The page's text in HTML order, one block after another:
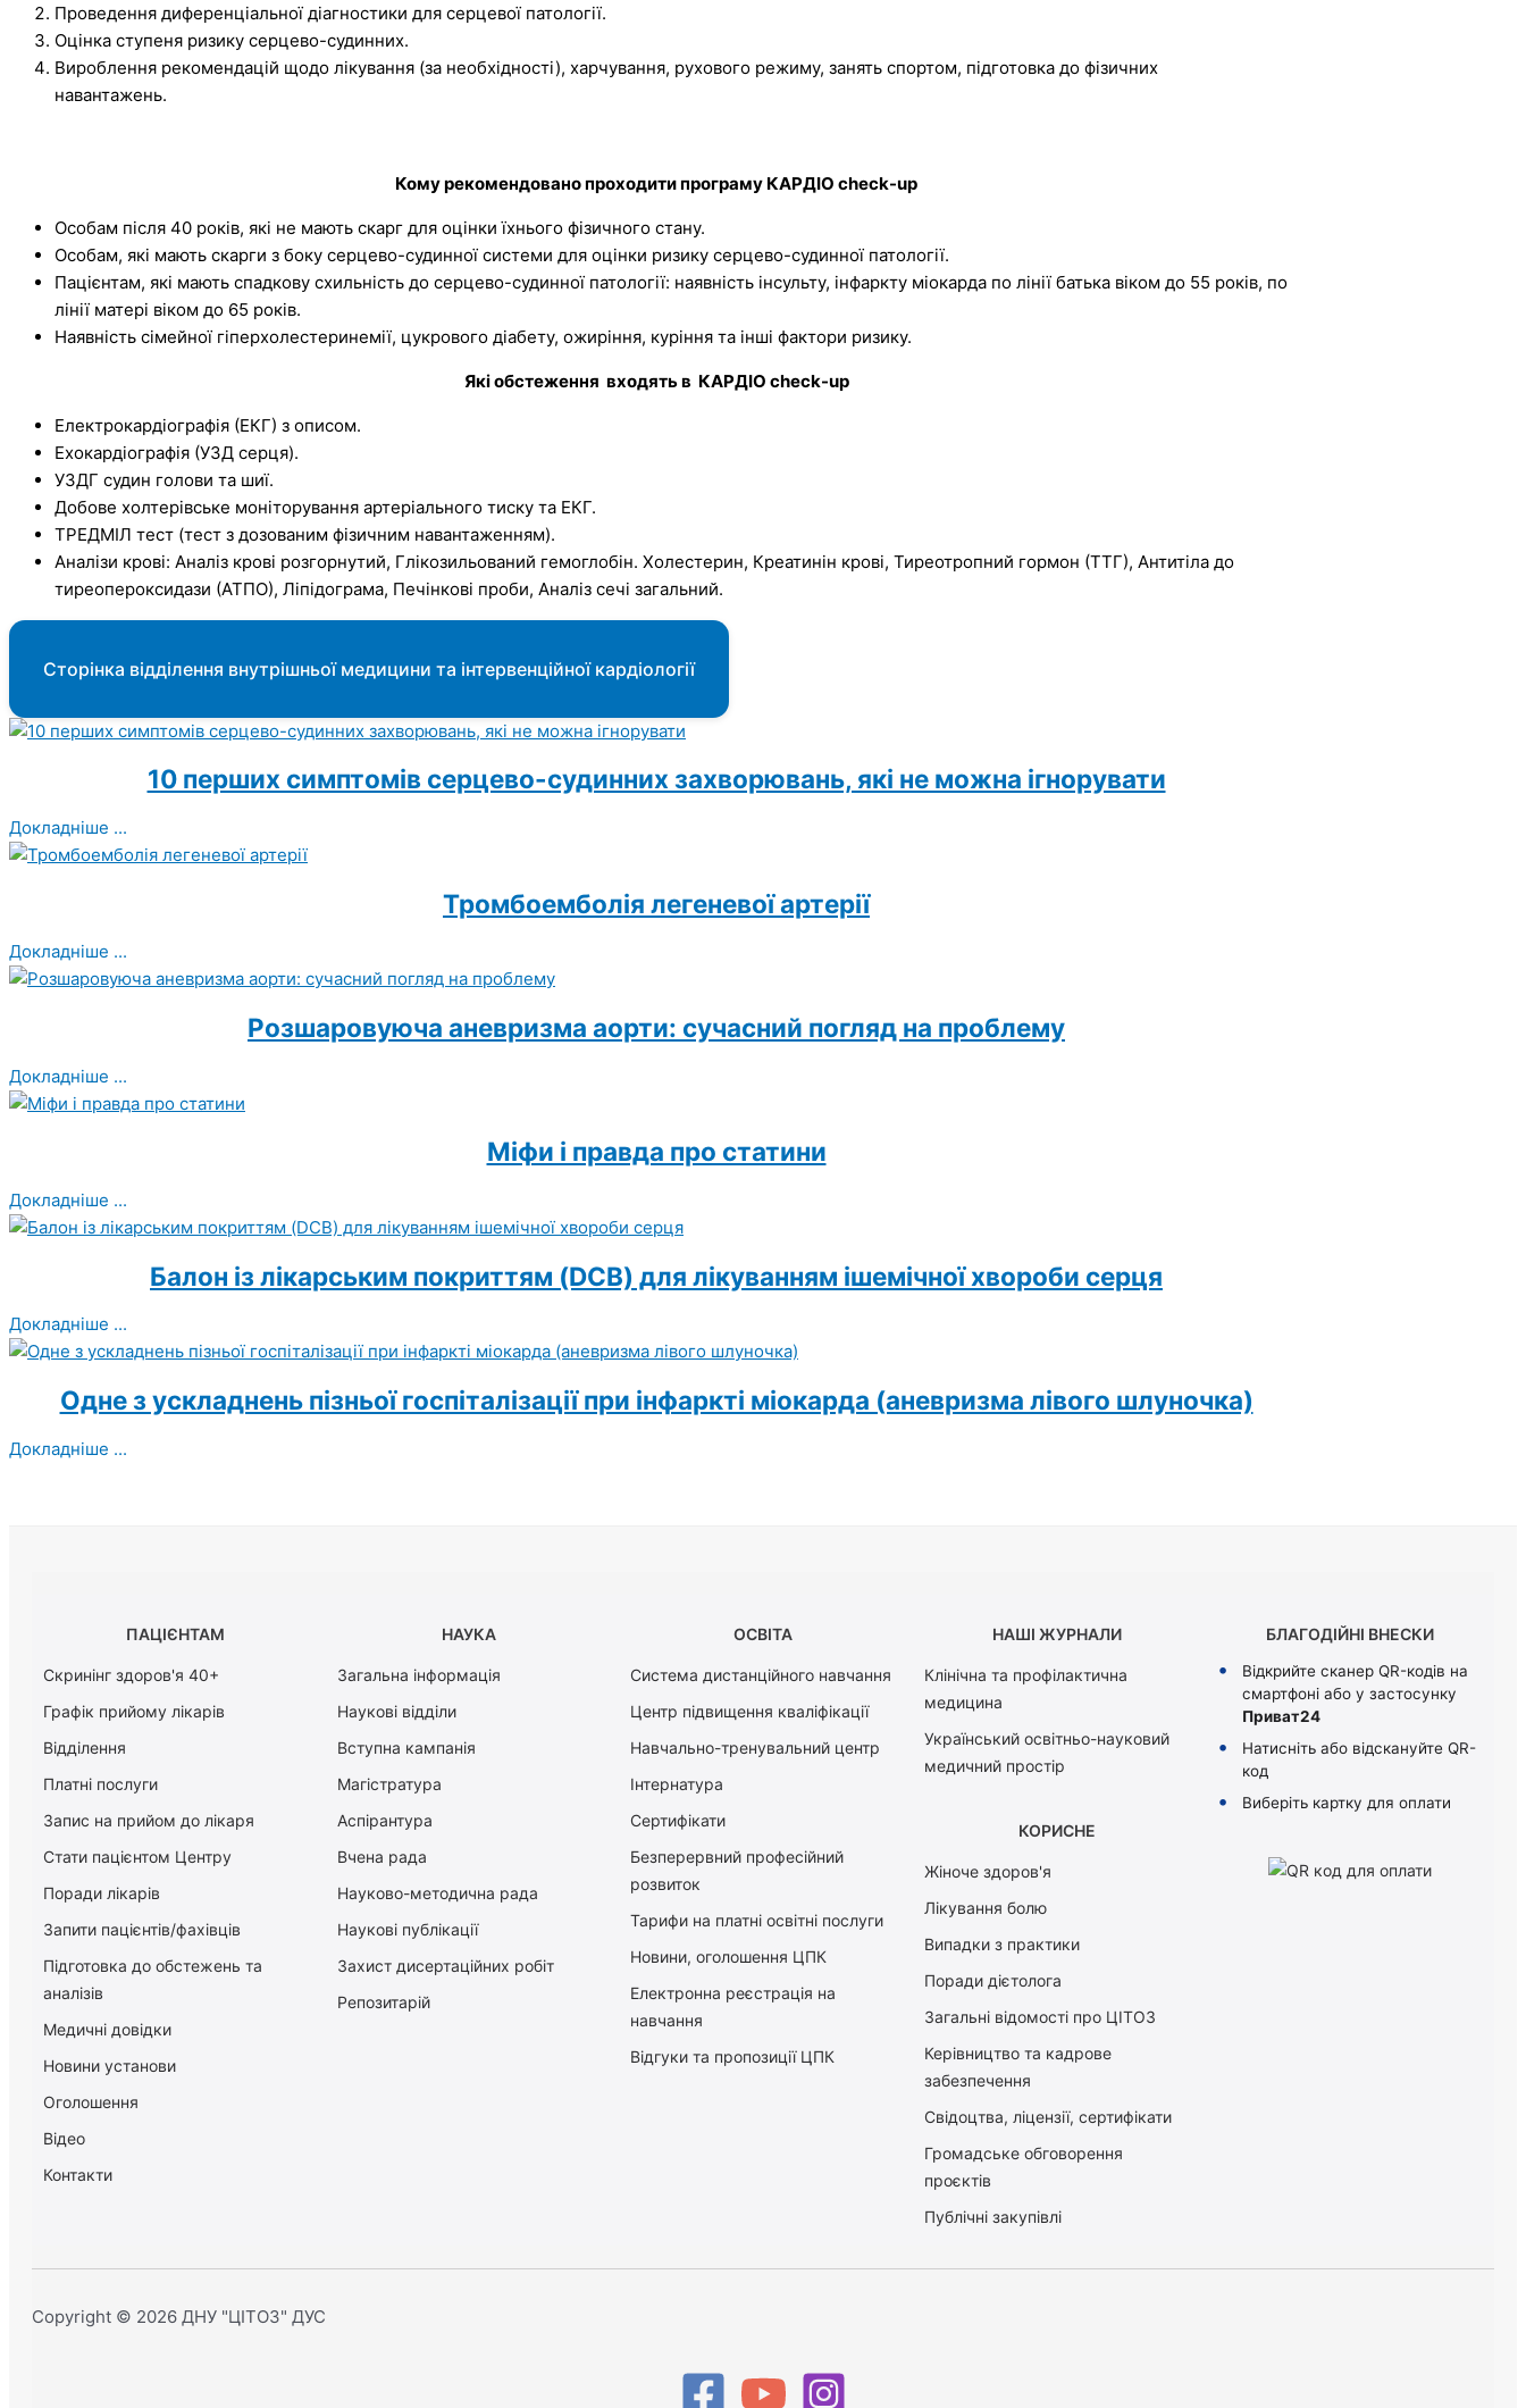
Проведення диференціальної діагностики для серцевої патології.
Оцінка ступеня ризику серцево-судинних.
Вироблення рекомендацій щодо лікування (за необхідності), харчування, рухового режиму, занять спортом, підготовка до фізичних
навантажень.
Кому рекомендовано проходити програму КАРДІО check-up
Особам після 40 років, які не мають скарг для оцінки їхнього фізичного стану.
Особам, які мають скарги з боку серцево-судинної системи для оцінки ризику серцево-судинної патології.
Пацієнтам, які мають спадкову схильність до серцево-судинної патології: наявність інсульту, інфаркту міокарда по лінії батька віком до 55 років, по
лінії матері віком до 65 років.
Наявність сімейної гіперхолестеринемії, цукрового діабету, ожиріння, куріння та інші фактори ризику.
Які обстеження входять в КАРДІО сheck-up
Електрокардіографія (ЕКГ) з описом.
Ехокардіографія (УЗД серця).
УЗДГ судин голови та шиї.
Добове холтерівське моніторування артеріального тиску та ЕКГ.
ТРЕДМІЛ тест (тест з дозованим фізичним навантаженням).
Аналізи крові: Аналіз крові розгорнутий, Глікозильований гемоглобін. Холестерин, Креатинін крові, Тиреотропний гормон (ТТГ), Антитіла до
тиреопероксидази (АТПО), Ліпідограма, Печінкові проби, Аналіз сечі загальний.
Сторінка відділення внутрішньої медицини та інтервенційної кардіології
10 перших симптомів серцево-судинних захворювань, які не можна ігнорувати
Докладніше ...
Тромбоемболія легеневої артерії
Докладніше ...
Розшаровуюча аневризма аорти: сучасний погляд на проблему
Докладніше ...
Міфи і правда про статини
Докладніше ...
Балон із лікарським покриттям (DCB) для лікуванням ішемічної хвороби серця
Докладніше ...
Одне з ускладнень пізньої госпіталізації при інфаркті міокарда (аневризма лівого шлуночка)
Докладніше ...
ПАЦІЄНТАМ
Скринінг здоров'я 40+
Графік прийому лікарів
Відділення
Платні послуги
Запис на прийом до лікаря
Стати пацієнтом Центру
Поради лікарів
Запити пацієнтів/фахівців
Підготовка до обстежень та
аналізів
Медичні довідки
Новини установи
Оголошення
Відео
Контакти
НАУКА
Загальна інформація
Наукові відділи
Вступна кампанія
Магістратура
Аспірантура
Вчена рада
Науково-методична рада
Наукові публікації
Захист дисертаційних робіт
Репозитарій
ОСВІТА
Система дистанційного навчання
Центр підвищення кваліфікації
Навчально-тренувальний центр
Інтернатура
Сертифікати
Безперервний професійний
розвиток
Тарифи на платні освітні послуги
Новини, оголошення ЦПК
Електронна реєстрація на
навчання
Відгуки та пропозиції ЦПК
НАШІ ЖУРНАЛИ
Клінічна та профілактична
медицина
Український освітньо-науковий
медичний простір
КОРИСНЕ
Жіноче здоров'я
Лікування болю
Випадки з практики
Поради дієтолога
Загальні відомості про ЦІТОЗ
Керiвництво та кадрове
забезпечення
Свідоцтва, ліцензії, сертифікати
Громадське обговорення
проєктів
Публічні закупівлі
БЛАГОДІЙНІ ВНЕСКИ
Відкрийте сканер QR-кодів на
смартфоні або у застосунку
Приват24
Натисніть або відскануйте QR-
код
Виберіть картку для оплати
Copyright © 2026 ДНУ "ЦІТОЗ" ДУС